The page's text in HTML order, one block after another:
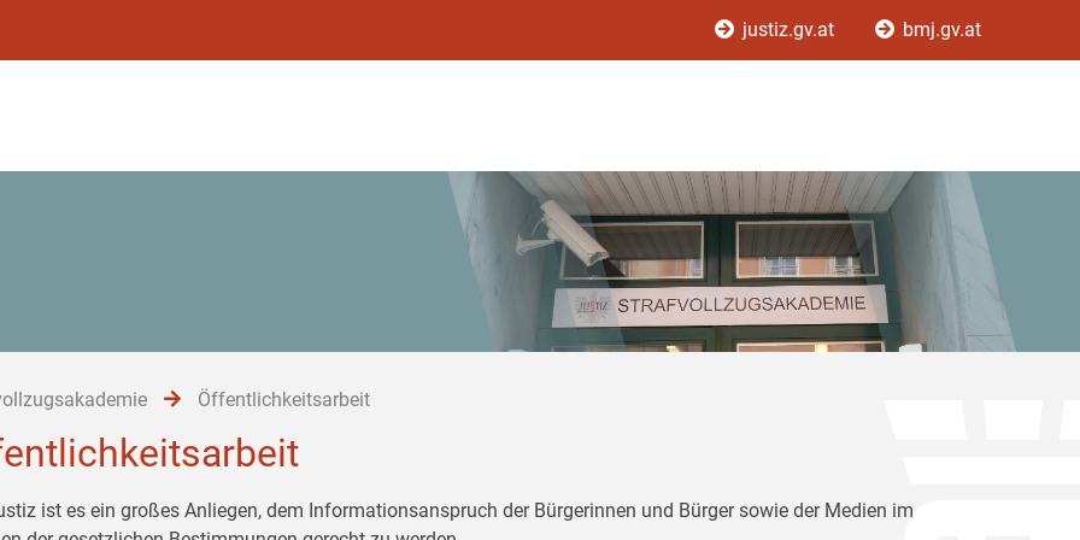
justiz.gv.at bmj.gv.at
Öffentlichkeitsarbeit
ist es ein großes Anliegen, dem Informationsanspruch der Bürgerinnen und Bürger sowie der Medien im